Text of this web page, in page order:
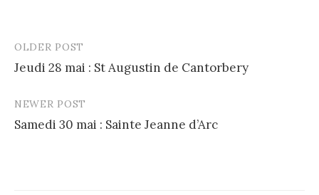
Post
navigation
OLDER POST
Jeudi 28 mai : St Augustin de Cantorbery
NEWER POST
Samedi 30 mai : Sainte Jeanne d’Arc